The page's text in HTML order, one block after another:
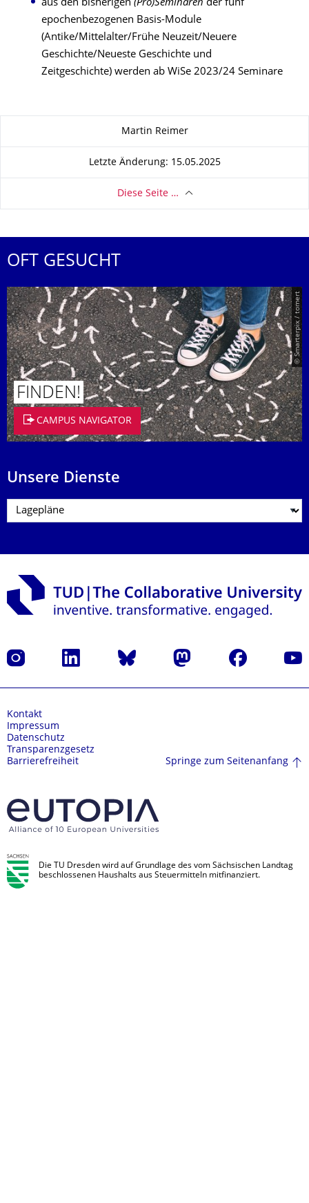
aus den bisherigen (Pro)Seminaren der fünf
epochenbezogenen Basis-Module
(Antike/Mittelalter/Frühe Neuzeit/Neuere
Geschichte/Neueste Geschichte und
Zeitgeschichte) werden ab WiSe 2023/24 Seminare
Martin Reimer
Letzte Änderung: 15.05.2025
Diese Seite …
OFT GESUCHT
© Smarterpix / tomert
FINDEN!
CAMPUS NAVIGATOR
Unsere Dienste
Instagram LinkedIn Bluesky Mastodon Facebook
Kontakt
Impressum
Datenschutz
Transparenzgesetz
Barrierefreiheit
Springe zum Seitenanfang
Die TU Dresden wird auf Grundlage des vom Sächsischen Landtag
beschlossenen Haushalts aus Steuermitteln mitfinanziert.